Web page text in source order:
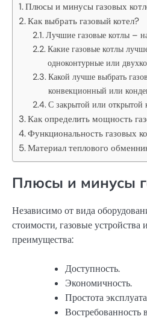
Плюсы и минусы газовых
Как выбрать газовый котел?
Лучшие газовые котлы –
Какие газовые котлы
одноконтурные или
Какой лучше выбрать
конвекционный или
С закрытой или открытой
Как определить мощность
Функциональность газовых
Материал теплового
Плюсы и минусы
Независимо от вида
стоимости, газовые устройства
преимущества:
Доступность.
Экономичность.
Простота
Востребованность